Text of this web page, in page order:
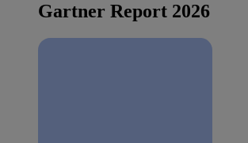
Gartner Report 2026